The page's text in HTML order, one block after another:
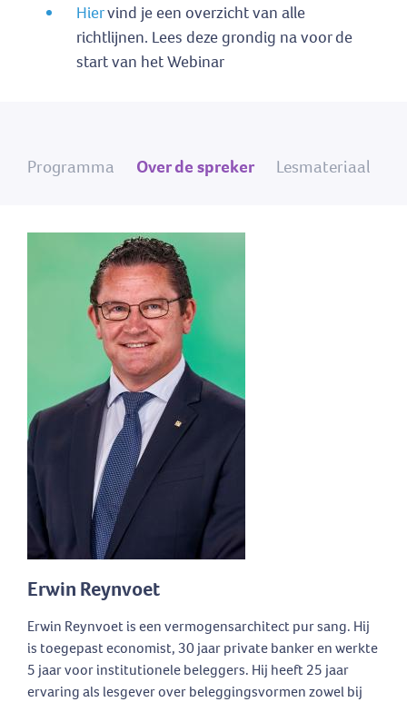
Hiervind je een overzicht van alle
richtlijnen. Lees deze grondig na voor de
start van het Webinar
Programma Over de spreker Lesmateriaal
Erwin Reynvoet
Erwin Reynvoet is een vermogensarchitect pur sang. Hij
is toegepast economist, 30 jaar private banker en werkte
5 jaar voor institutionele beleggers. Hij heeft 25 jaar
ervaring als lesgever over beleggingsvormen zowel bij